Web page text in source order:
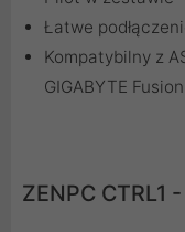
Łatwe
Kompatybilny z
GIGABYTE
ZENPC CTRL1